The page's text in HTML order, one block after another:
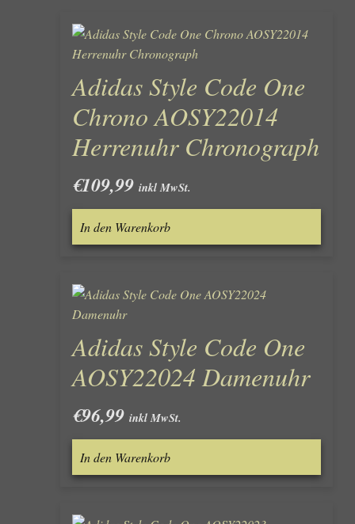
Adidas Style Code One
Chrono AOSY22014
Herrenuhr Chronograph
€109,99 inkl MwSt.
In den Warenkorb
Adidas Style Code One
AOSY22024 Damenuhr
€96,99 inkl MwSt.
In den Warenkorb